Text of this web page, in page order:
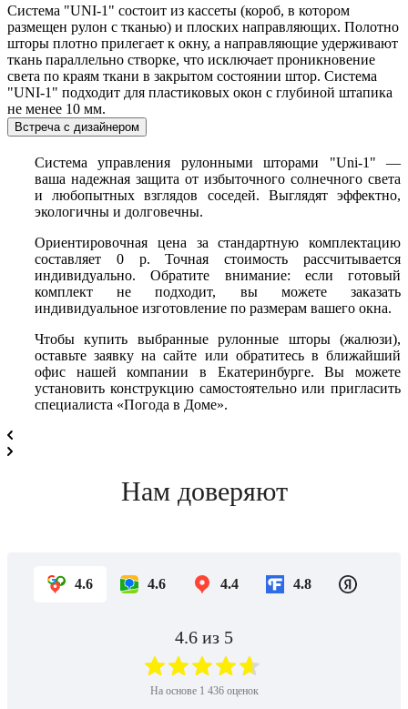
Система "UNI-1" состоит из кассеты (короб, в котором
размещен рулон с тканью) и плоских направляющих. Полотно
шторы плотно прилегает к окну, а направляющие удерживают
ткань параллельно створке, что исключает проникновение
света по краям ткани в закрытом состоянии штор. Система
"UNI-1" подходит для пластиковых окон с глубиной штапика
не менее 10 мм.
Встреча с дизайнером
Система управления рулонными шторами "Uni-1" —
ваша надежная защита от избыточного солнечного света
и любопытных взглядов соседей. Выглядят эффектно,
экологичны и долговечны.
Ориентировочная цена за стандартную комплектацию
составляет 0 р. Точная стоимость рассчитывается
индивидуально. Обратите внимание: если готовый
комплект не подходит, вы можете заказать
индивидуальное изготовление по размерам вашего окна.
Чтобы купить выбранные рулонные шторы (жалюзи),
оставьте заявку на сайте или обратитесь в ближайший
офис нашей компании в Екатеринбурге. Вы можете
установить конструкцию самостоятельно или пригласить
специалиста «Погода в Доме».
Нам доверяют
4.6 4.6 4.4 4.8
4.6 из 5
На основе 1 436оценок